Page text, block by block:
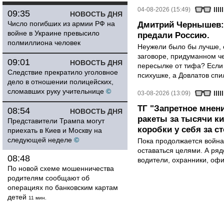
НОВОСТЬ ДНЯ
09:35
Число погибших из армии РФ на
войне в Украине превысило
полмиллиона человек
НОВОСТЬ ДНЯ
09:01
Следствие прекратило уголовное
дело в отношении полицейских,
сломавших руку учительнице ©
НОВОСТЬ ДНЯ
08:54
Представители Трампа могут
приехать в Киев и Москву на
следующей неделе ©
08:48
По новой схеме мошенничества
родителям сообщают об
операциях по банковским картам
детей 11 мин.
04-08-2026 (15:49)
Дмитрий Чернышев:
предали Россию.
Неужели было бы лучше,
заговоре, придуманном
пересылке от тифа?
психушке, а Довлатов
03-08-2026 (13:09)
ТГ "Запретное
ракеты за тысячи
коробки у себя за
Пока продолжается
оставаться целями. А
водители, охранники,